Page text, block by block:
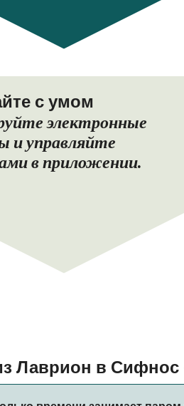
с умом
электронные
и управляйте
в приложении.
Лаврион в